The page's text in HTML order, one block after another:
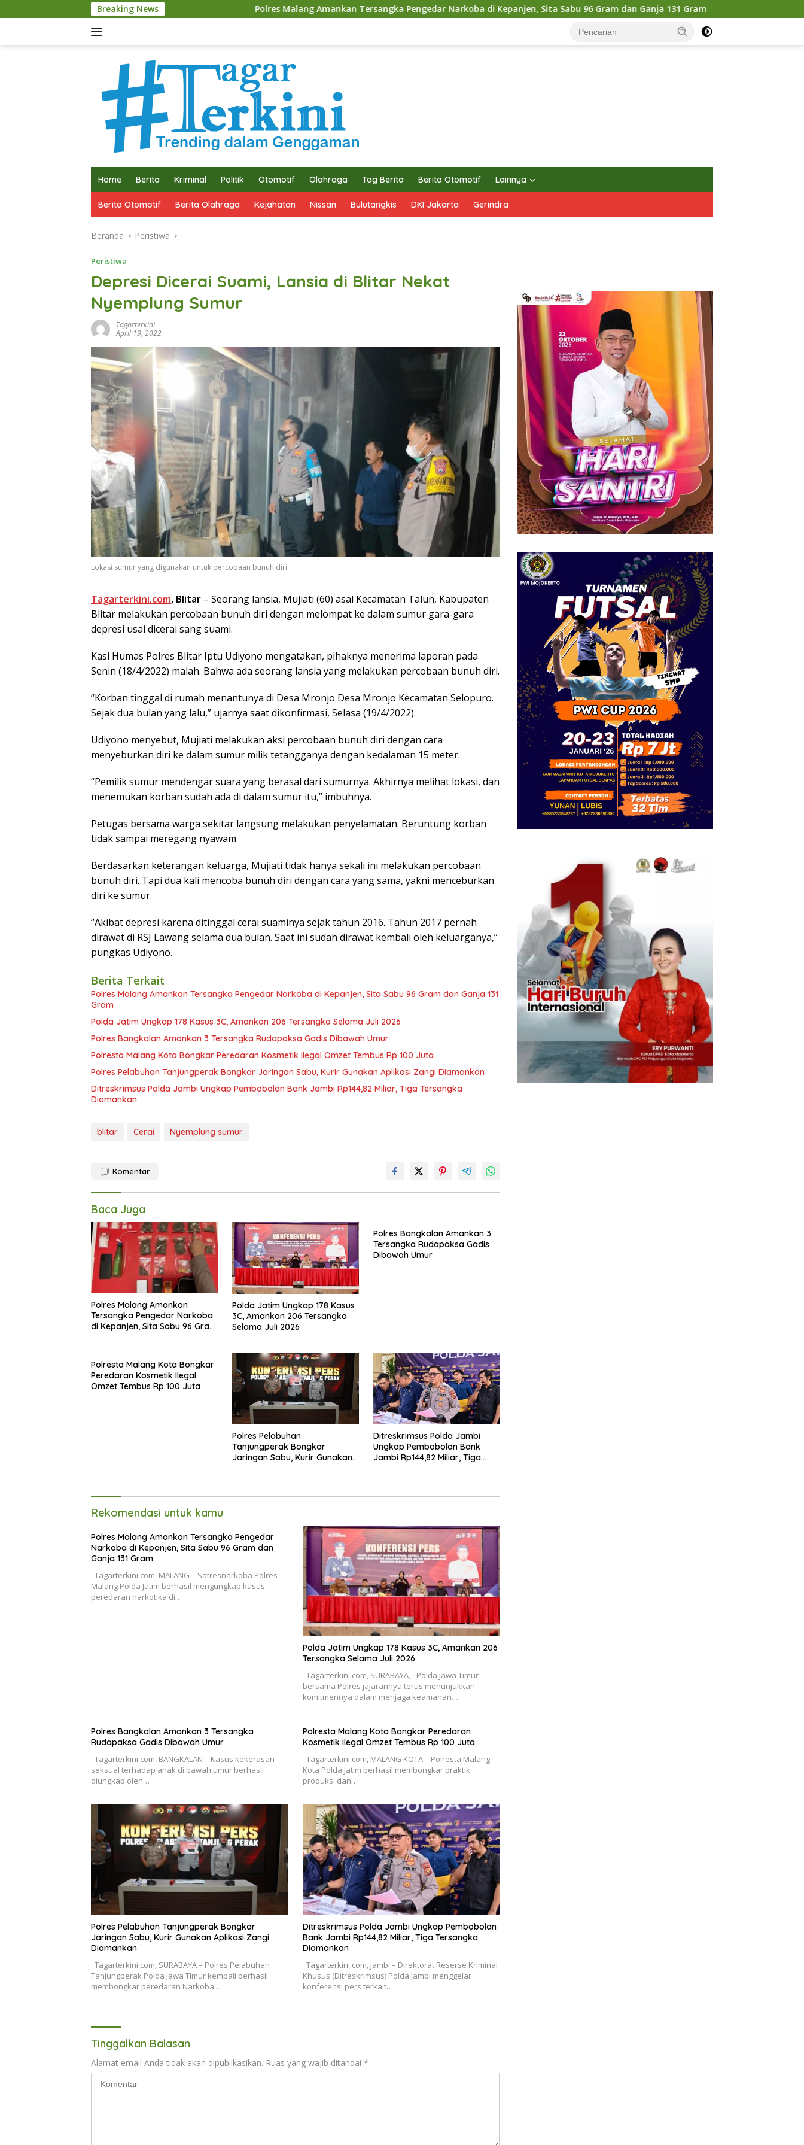
ke
Breaking News Polres Malang Amankan Tersangka Pengedar Narkoba di Kepanjen, Sita Sabu 96 Gram dan Ganja 131 Gram Pemkot Mojokerto Matangkan
Home Berita Kriminal Politik Otomotif Olahraga Tag Berita Berita Otomotif Lainnya
Berita Otomotif Berita Olahraga Kejahatan Nissan Bulutangkis DKI Jakarta Gerindra
Beranda Peristiwa
Peristiwa
Depresi Dicerai Suami, Lansia di Blitar Nekat
Nyemplung Sumur
Tagarterkini
April 19, 2022
Lokasi sumur yang digunakan untuk percobaan bunuh diri
Tagarterkini.com, Blitar – Seorang lansia, Mujiati (60) asal Kecamatan Talun, Kabupaten
Blitar melakukan percobaan bunuh diri dengan melompat ke dalam sumur gara-gara
depresi usai dicerai sang suami.
Kasi Humas Polres Blitar Iptu Udiyono mengatakan, pihaknya menerima laporan pada
Senin (18/4/2022) malah. Bahwa ada seorang lansia yang melakukan percobaan bunuh diri.
“Korban tinggal di rumah menantunya di Desa Mronjo Desa Mronjo Kecamatan Selopuro.
Sejak dua bulan yang lalu,” ujarnya saat dikonfirmasi, Selasa (19/4/2022).
Udiyono menyebut, Mujiati melakukan aksi percobaan bunuh diri dengan cara
menyeburkan diri ke dalam sumur milik tetangganya dengan kedalaman 15 meter.
“Pemilik sumur mendengar suara yang berasal dari sumurnya. Akhirnya melihat lokasi, dan
menemukan korban sudah ada di dalam sumur itu,” imbuhnya.
Petugas bersama warga sekitar langsung melakukan penyelamatan. Beruntung korban
tidak sampai meregang nyawam
Berdasarkan keterangan keluarga, Mujiati tidak hanya sekali ini melakukan percobaan
bunuh diri. Tapi dua kali mencoba bunuh diri dengan cara yang sama, yakni menceburkan
diri ke sumur.
“Akibat depresi karena ditinggal cerai suaminya sejak tahun 2016. Tahun 2017 pernah
dirawat di RSJ Lawang selama dua bulan. Saat ini sudah dirawat kembali oleh keluarganya,”
pungkas Udiyono.
Berita Terkait
Polres Malang Amankan Tersangka Pengedar Narkoba di Kepanjen, Sita Sabu 96 Gram dan Ganja 131
Gram
Polda Jatim Ungkap 178 Kasus 3C, Amankan 206 Tersangka Selama Juli 2026
Polres Bangkalan Amankan 3 Tersangka Rudapaksa Gadis Dibawah Umur
Polresta Malang Kota Bongkar Peredaran Kosmetik Ilegal Omzet Tembus Rp 100 Juta
Polres Pelabuhan Tanjungperak Bongkar Jaringan Sabu, Kurir Gunakan Aplikasi Zangi Diamankan
Ditreskrimsus Polda Jambi Ungkap Pembobolan Bank Jambi Rp144,82 Miliar, Tiga Tersangka
Diamankan
blitar Cerai Nyemplung sumur
Komentar
Baca Juga
Polres Malang Amankan
Tersangka Pengedar Narkoba
di Kepanjen, Sita Sabu 96 Gram
Polda Jatim Ungkap 178 Kasus
3C, Amankan 206 Tersangka
Selama Juli 2026
Polres Bangkalan Amankan 3
Tersangka Rudapaksa Gadis
Dibawah Umur
Polresta Malang Kota Bongkar
Peredaran Kosmetik Ilegal
Omzet Tembus Rp 100 Juta
Polres Pelabuhan
Tanjungperak Bongkar
Jaringan Sabu, Kurir Gunakan
Ditreskrimsus Polda Jambi
Ungkap Pembobolan Bank
Jambi Rp144,82 Miliar, Tiga
Rekomendasi untuk kamu
Polres Malang Amankan Tersangka Pengedar
Narkoba di Kepanjen, Sita Sabu 96 Gram dan
Ganja 131 Gram
Tagarterkini.com, MALANG – Satresnarkoba Polres
Malang Polda Jatim berhasil mengungkap kasus
peredaran narkotika di…
Polda Jatim Ungkap 178 Kasus 3C, Amankan 206
Tersangka Selama Juli 2026
Tagarterkini.com, SURABAYA,– Polda Jawa Timur
bersama Polres jajarannya terus menunjukkan
komitmennya dalam menjaga keamanan…
Polres Bangkalan Amankan 3 Tersangka
Rudapaksa Gadis Dibawah Umur
Tagarterkini.com, BANGKALAN – Kasus kekerasan
seksual terhadap anak di bawah umur berhasil
diungkap oleh…
Polresta Malang Kota Bongkar Peredaran
Kosmetik Ilegal Omzet Tembus Rp 100 Juta
Tagarterkini.com, MALANG KOTA – Polresta Malang
Kota Polda Jatim berhasil membongkar praktik
produksi dan…
Polres Pelabuhan Tanjungperak Bongkar
Jaringan Sabu, Kurir Gunakan Aplikasi Zangi
Diamankan
Tagarterkini.com, SURABAYA – Polres Pelabuhan
Tanjungperak Polda Jawa Timur kembali berhasil
membongkar peredaran Narkoba…
Ditreskrimsus Polda Jambi Ungkap Pembobolan
Bank Jambi Rp144,82 Miliar, Tiga Tersangka
Diamankan
Tagarterkini.com, Jambi – Direktorat Reserse Kriminal
Khusus (Ditreskrimsus) Polda Jambi menggelar
konferensi pers terkait…
Tinggalkan Balasan
Alamat email Anda tidak akan dipublikasikan. Ruas yang wajib ditandai *